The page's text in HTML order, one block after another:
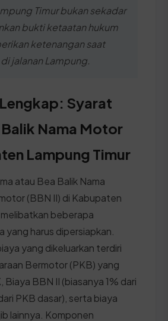
Timur bukan sekadar
bukti ketaatan hukum
ketenangan saat
jalanan Lampung.
Syarat
Nama Motor
Lampung Timur
atau Bea Balik Nama
(BBN II) di Kabupaten
beberapa
yang harus dipersiapkan.
yang dikeluarkan terdiri
Bermotor (PKB) yang
BBN II (biasanya 1% dari
PKB dasar), serta biaya
lainnya. Komponen